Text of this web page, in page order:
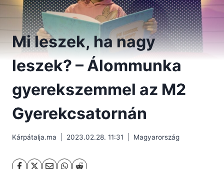
Mi leszek, ha nagy
leszek? – Álommunka
gyerekszemmel az M2
Gyerekcsatornán
Kárpátalja.ma 2023.02.28. 11:31 Magyarország